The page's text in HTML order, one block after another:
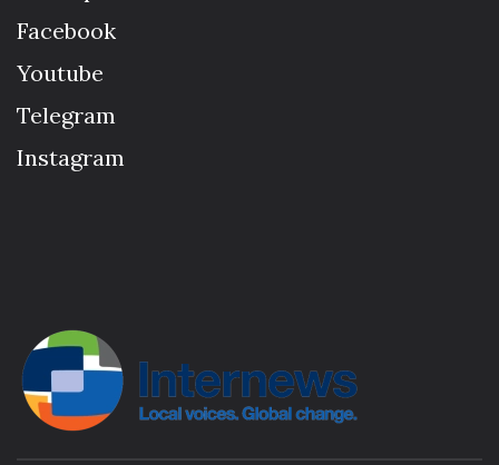
Facebook
Youtube
Telegram
Instagram